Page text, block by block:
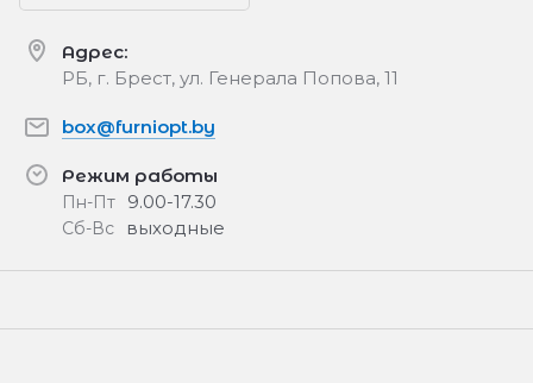
Адрес:
РБ, г. Брест, ул. Генерала Попова, 11
box@furniopt.by
Режим работы
Пн-Пт 9.00-17.30
Сб-Вс выходные